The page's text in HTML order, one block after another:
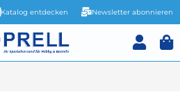
Katalog entdecken Newsletter abonnieren